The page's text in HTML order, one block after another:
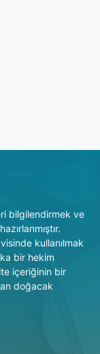
bilgilendirmek ve
kullanılmak
bir hekim
içeriğinin bir
doğacak